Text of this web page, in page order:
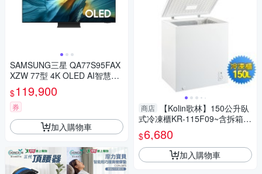
SAMSUNG三星 QA77S95FAX
XZW 77型 4K OLED AI智慧顯
示器
$119,900
券
加入購物車
商店
【Kolin歌林】150公升臥
式冷凍櫃KR-115F09~含拆箱定
位+舊機回收
$6,680
加入購物車